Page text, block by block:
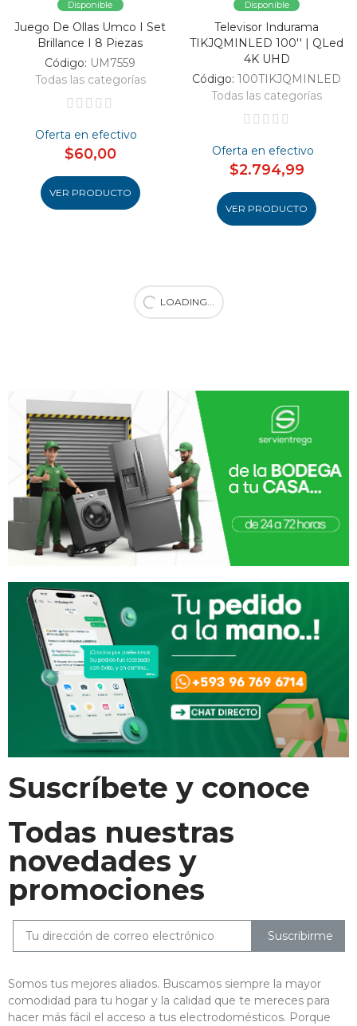
Disponible
Juego De Ollas Umco I Set
Brillance I 8 Piezas
Código: UM7559
Todas las categorías
Oferta en efectivo
$60,00
VER PRODUCTO
Disponible
Televisor Indurama
TIKJQMINLED 100'' | QLed
4K UHD
Código:100TIKJQMINLED
Todas las categorías
Oferta en efectivo
$2.794,99
VER PRODUCTO
LOADING...
Suscríbete y conoce
Todas nuestras
novedades y
promociones
Suscribirme
Somos tus mejores aliados. Buscamos siempre la mayor
comodidad para tu hogar y la calidad que te mereces para
hacer más fácil el acceso a tus electrodomésticos. Porque